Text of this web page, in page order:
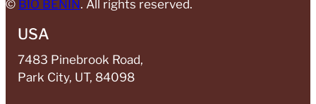
​© BIO BENIN​. All rights reserved.
USA
7483 Pinebrook Road,
Park City, UT, 84098